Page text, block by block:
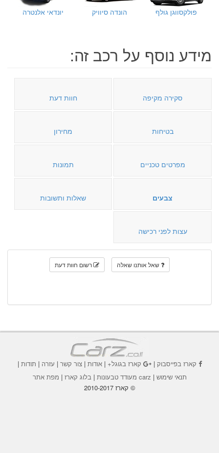
פולקסווגן גולף הונדה סיוויק יונדאי אלנטרה
מידע נוסף על רכב זה:
סקירה מקיפה חוות דעת
בטיחות מחירון
מפרטים טכניים תמונות
צבעים שאלות ותשובות
עצות לפני רכישה
שאל אותנו שאלה רשום חוות דעת
קארז בפייסבוק| קארז בגוגל+|אודות |צור קשר | עזרה | תודות |
תנאי שימוש | carz מעודד טבעונות | בלוג קארז | מפת אתר
© קארז 2010-2017